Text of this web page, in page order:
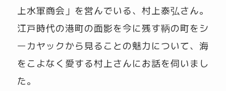
上水軍商会」を営んでいる、村上泰弘さん。
江戸時代の港町の面影を今に残す鞆の町をシ
ーカヤックから見ることの魅力について、海
をこよなく愛する村上さんにお話を伺いまし
た。